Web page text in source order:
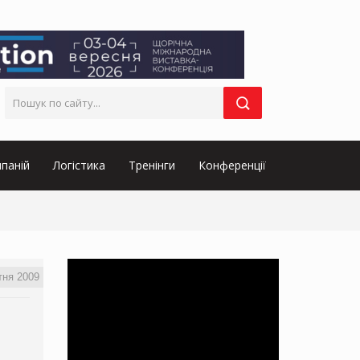
Логістика Тренінги Конференції
2009